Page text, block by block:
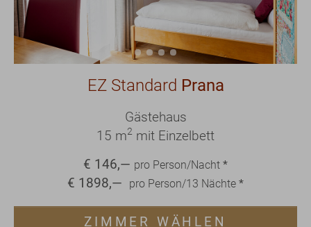
EZ Standard Prana
Gästehaus
15 m2 mit Einzelbett
€ 146,— pro Person/Nacht *
€ 1898,— pro Person/13 Nächte *
ZIMMER WÄHLEN